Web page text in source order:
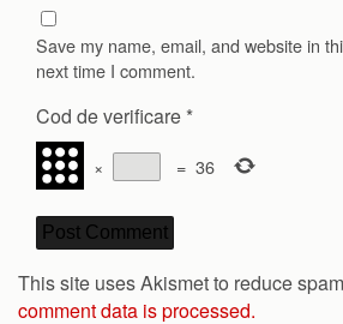
Save my name, email, and website in
next time I comment.
Cod de verificare *
× = 36
This site uses Akismet to reduce
comment data is processed.